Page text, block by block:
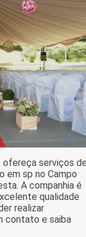
ofereça serviços
sp no Campo
A companhia é
qualidade
realizar
contato e saiba